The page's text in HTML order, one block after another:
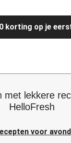
korting op je
met lekkere
HelloFresh
voor